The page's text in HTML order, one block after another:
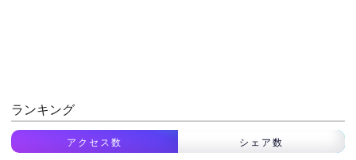
ランキング
アクセス数 シェア数